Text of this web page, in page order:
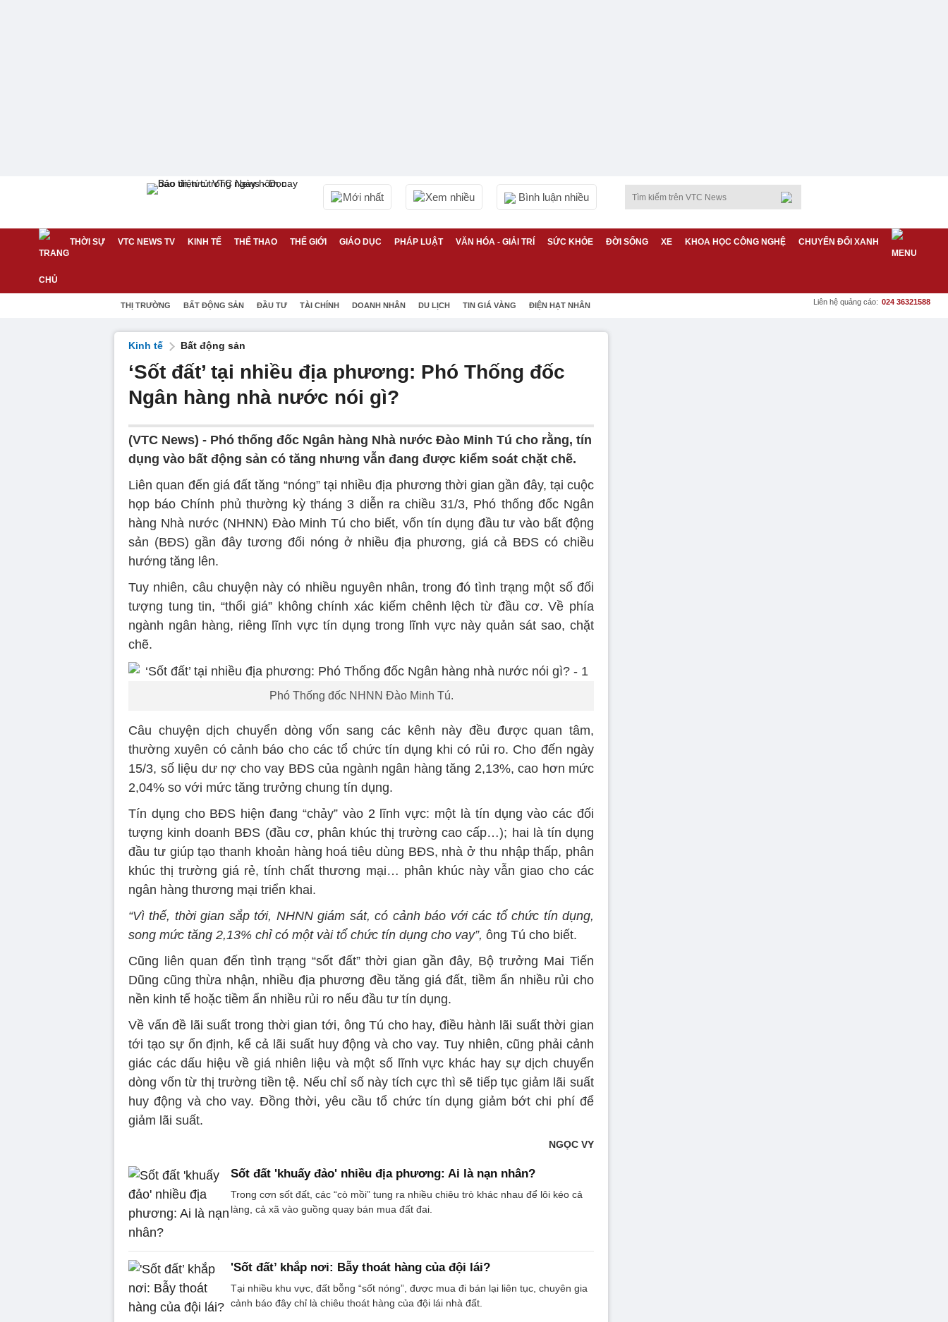
Mới nhất Xem nhiều Bình luận nhiều
THỜI SỰ VTC NEWS TV KINH TẾ THỂ THAO THẾ GIỚI GIÁO DỤC PHÁP LUẬT VĂN HÓA - GIẢI TRÍ SỨC KHỎE ĐỜI SỐNG XE KHOA HỌC CÔNG NGHỆ CHUYỂN ĐỔI XANH
THỊ TRƯỜNG BẤT ĐỘNG SẢN ĐẦU TƯ TÀI CHÍNH DOANH NHÂN DU LỊCH TIN GIÁ VÀNG ĐIỆN HẠT NHÂN Liên hệ quảng cáo: 024 36321588
Kinh tế Bất động sản
‘Sốt đất’ tại nhiều địa phương: Phó Thống đốc
Ngân hàng nhà nước nói gì?
(VTC News) - Phó thống đốc Ngân hàng Nhà nước Đào Minh Tú cho rằng, tín
dụng vào bất động sản có tăng nhưng vẫn đang được kiểm soát chặt chẽ.
Liên quan đến giá đất tăng “nóng” tại nhiều địa phương thời gian gần đây, tại cuộc
họp báo Chính phủ thường kỳ tháng 3 diễn ra chiều 31/3, Phó thống đốc Ngân
hàng Nhà nước (NHNN) Đào Minh Tú cho biết, vốn tín dụng đầu tư vào bất động
sản (BĐS) gần đây tương đối nóng ở nhiều địa phương, giá cả BĐS có chiều
hướng tăng lên.
Tuy nhiên, câu chuyện này có nhiều nguyên nhân, trong đó tình trạng một số đối
tượng tung tin, “thổi giá” không chính xác kiếm chênh lệch từ đầu cơ. Về phía
ngành ngân hàng, riêng lĩnh vực tín dụng trong lĩnh vực này quản sát sao, chặt
chẽ.
Phó Thống đốc NHNN Đào Minh Tú.
Câu chuyện dịch chuyển dòng vốn sang các kênh này đều được quan tâm,
thường xuyên có cảnh báo cho các tổ chức tín dụng khi có rủi ro. Cho đến ngày
15/3, số liệu dư nợ cho vay BĐS của ngành ngân hàng tăng 2,13%, cao hơn mức
2,04% so với mức tăng trưởng chung tín dụng.
Tín dụng cho BĐS hiện đang “chảy” vào 2 lĩnh vực: một là tín dụng vào các đối
tượng kinh doanh BĐS (đầu cơ, phân khúc thị trường cao cấp…); hai là tín dụng
đầu tư giúp tạo thanh khoản hàng hoá tiêu dùng BĐS, nhà ở thu nhập thấp, phân
khúc thị trường giá rẻ, tính chất thương mại… phân khúc này vẫn giao cho các
ngân hàng thương mại triển khai.
“Vì thế, thời gian sắp tới, NHNN giám sát, có cảnh báo với các tổ chức tín dụng,
song mức tăng 2,13% chỉ có một vài tổ chức tín dụng cho vay”, ông Tú cho biết.
Cũng liên quan đến tình trạng “sốt đất” thời gian gần đây, Bộ trưởng Mai Tiến
Dũng cũng thừa nhận, nhiều địa phương đều tăng giá đất, tiềm ẩn nhiều rủi cho
nền kinh tế hoặc tiềm ẩn nhiều rủi ro nếu đầu tư tín dụng.
Về vấn đề lãi suất trong thời gian tới, ông Tú cho hay, điều hành lãi suất thời gian
tới tạo sự ổn định, kể cả lãi suất huy động và cho vay. Tuy nhiên, cũng phải cảnh
giác các dấu hiệu về giá nhiên liệu và một số lĩnh vực khác hay sự dịch chuyển
dòng vốn từ thị trường tiền tệ. Nếu chỉ số này tích cực thì sẽ tiếp tục giảm lãi suất
huy động và cho vay. Đồng thời, yêu cầu tổ chức tín dụng giảm bớt chi phí để
giảm lãi suất.
NGỌC VY
Sốt đất 'khuấy đảo' nhiều địa phương: Ai là nạn nhân?
Trong cơn sốt đất, các “cò mồi” tung ra nhiều chiêu trò khác nhau để lôi kéo cả
làng, cả xã vào guồng quay bán mua đất đai.
'Sốt đất’ khắp nơi: Bẫy thoát hàng của đội lái?
Tại nhiều khu vực, đất bỗng “sốt nóng”, được mua đi bán lại liên tục, chuyên gia
cảnh báo đây chỉ là chiêu thoát hàng của đội lái nhà đất.